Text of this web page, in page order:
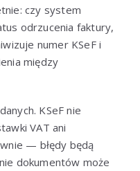
czy system
odrzucenia faktury,
numer KSeF i
między
KSeF nie
VAT ani
— błędy będą
dokumentów może